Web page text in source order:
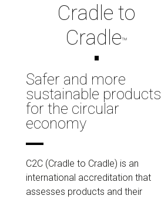
Cradle to
Cradle™
Safer and more
sustainable products
for the circular
economy
C2C (Cradle to Cradle) is an
international accreditation that
assesses products and their